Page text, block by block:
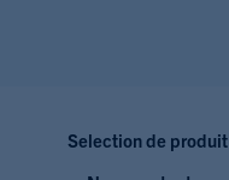
Selection de produit